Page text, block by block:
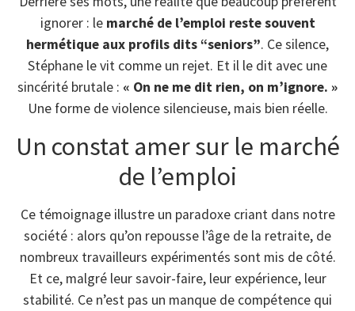
ignorer : le marché de l’emploi reste souvent
hermétique aux profils dits “seniors”. Ce silence,
Stéphane le vit comme un rejet. Et il le dit avec une
sincérité brutale : « On ne me dit rien, on m’ignore. »
Une forme de violence silencieuse, mais bien réelle.
Un constat amer sur le marché
de l’emploi
Ce témoignage illustre un paradoxe criant dans notre
société : alors qu’on repousse l’âge de la retraite, de
nombreux travailleurs expérimentés sont mis de côté.
Et ce, malgré leur savoir-faire, leur expérience, leur
stabilité. Ce n’est pas un manque de compétence qui